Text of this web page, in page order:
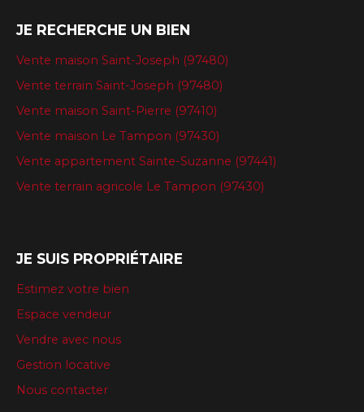
JE RECHERCHE UN BIEN
Vente maison Saint-Joseph (97480)
Vente terrain Saint-Joseph (97480)
Vente maison Saint-Pierre (97410)
Vente maison Le Tampon (97430)
Vente appartement Sainte-Suzanne (97441)
Vente terrain agricole Le Tampon (97430)
JE SUIS PROPRIÉTAIRE
Estimez votre bien
Espace vendeur
Vendre avec nous
Gestion locative
Nous contacter